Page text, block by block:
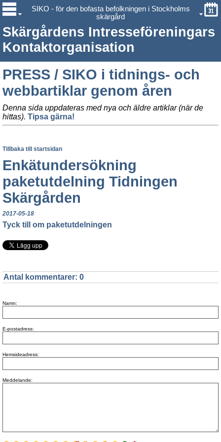
Skärgårdens Intresseföreningars
Kontaktorganisation
SIKO - för den bofasta befolkningen i Stockholms
skärgård
PRESS / SIKO i tidnings- och
webbartiklar genom åren
Denna sida uppdateras med nya och äldre artiklar (när de
hittas). Tipsa gärna!
Tillbaka till startsidan
Enkätundersökning
paketutdelning Tidningen
Skärgården
2017-05-18
Tyck till om paketutdelningen
Antal kommentarer: 0
Namn:
E-postadress:
Hemsideadress:
Meddelande: